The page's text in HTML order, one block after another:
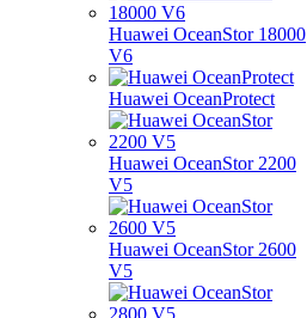
Huawei OceanStor 18000
V6
Huawei OceanProtect
Huawei OceanStor 2200
V5
Huawei OceanStor 2600
V5